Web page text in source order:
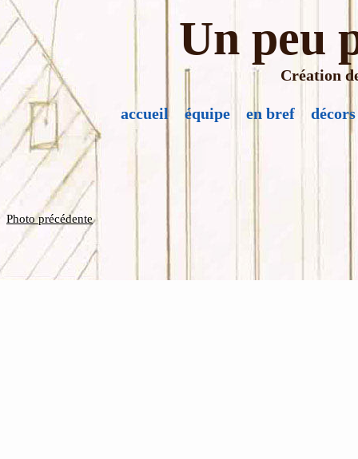
Un peu
Création
accueil équipe en bref décors
Photo précédente